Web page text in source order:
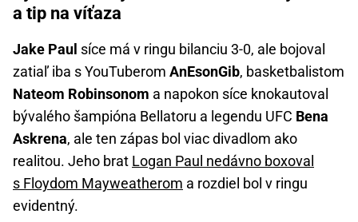
a tip na víťaza
Jake Paul síce má v ringu bilanciu 3-0, ale bojoval
zatiaľ iba s YouTuberom AnEsonGib, basketbalistom
Nateom Robinsonom a napokon síce knokautoval
bývalého šampióna Bellatoru a legendu UFC Bena
Askrena, ale ten zápas bol viac divadlom ako
realitou. Jeho brat Logan Paul nedávno boxoval
s Floydom Mayweatherom a rozdiel bol v ringu
evidentný.